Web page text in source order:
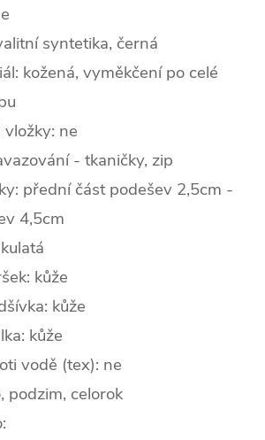
syntetika, černá
kožená, vyměkčení po celé
ne
- tkaničky, zip
přední část podešev 2,5cm -
4,5cm
ulatá
kůže
kůže
kůže
vodě (tex): ne
podzim, celorok